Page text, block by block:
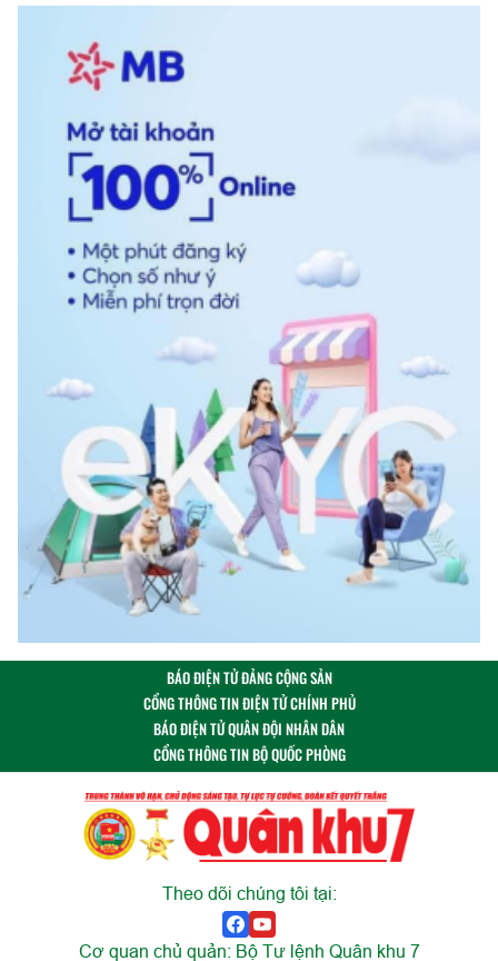
BÁO ĐIỆN TỬ ĐẢNG CỘNG SẢN
CỔNG THÔNG TIN ĐIỆN TỬ CHÍNH PHỦ
BÁO ĐIỆN TỬ QUÂN ĐỘI NHÂN DÂN
CỔNG THÔNG TIN BỘ QUỐC PHÒNG
Theo dõi chúng tôi tại:
Cơ quan chủ quản: Bộ Tư lệnh Quân khu 7